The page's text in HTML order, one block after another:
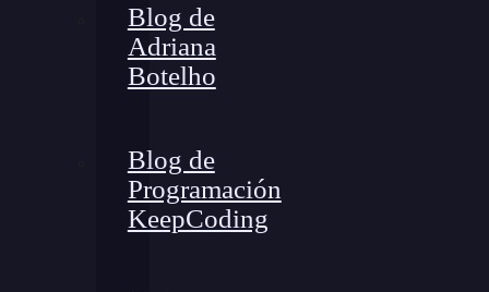
Blog de
Adriana
Botelho
Blog de
Programación
KeepCoding